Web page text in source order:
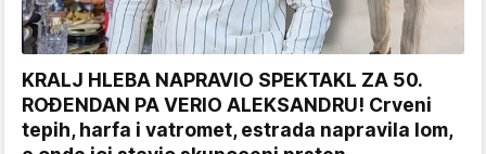
KRALJ HLEBA NAPRAVIO SPEKTAKL ZA 50.
ROĐENDAN PA VERIO ALEKSANDRU! Crveni
tepih, harfa i vatromet, estrada napravila lom,